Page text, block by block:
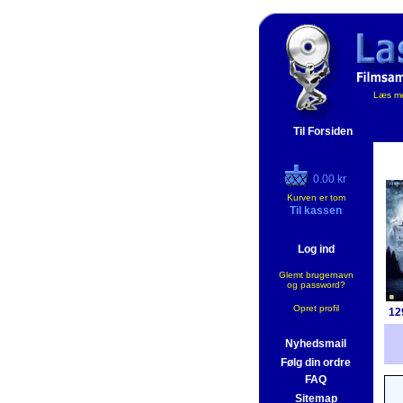
Til Forsiden
Læs
0.00 kr
Kurven er tom
Til kassen
Log ind
Glemt brugernavn
og password?
Opret profil
Nyhedsmail
Følg din ordre
FAQ
Sitemap